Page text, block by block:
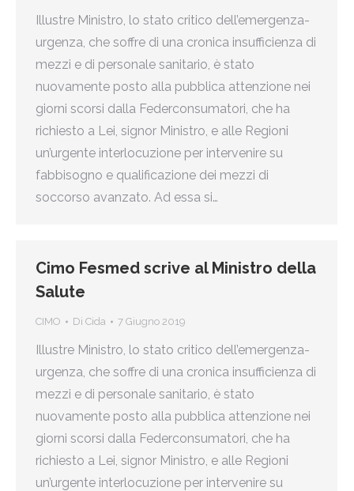
Illustre Ministro, lo stato critico dell’emergenza-
urgenza, che soffre di una cronica insufficienza di
mezzi e di personale sanitario, è stato
nuovamente posto alla pubblica attenzione nei
giorni scorsi dalla Federconsumatori, che ha
richiesto a Lei, signor Ministro, e alle Regioni
un’urgente interlocuzione per intervenire su
fabbisogno e qualificazione dei mezzi di
soccorso avanzato. Ad essa si…
Cimo Fesmed scrive al Ministro della
Salute
CIMO Di Cida 7 Giugno 2019
Illustre Ministro, lo stato critico dell’emergenza-
urgenza, che soffre di una cronica insufficienza di
mezzi e di personale sanitario, è stato
nuovamente posto alla pubblica attenzione nei
giorni scorsi dalla Federconsumatori, che ha
richiesto a Lei, signor Ministro, e alle Regioni
un’urgente interlocuzione per intervenire su